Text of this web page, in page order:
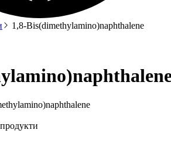
1,8-Bis(dimethylamino)naphthalene